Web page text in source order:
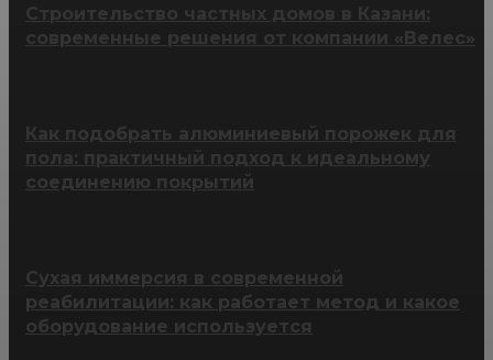
Строительство частных домов в Казани:
современные решения от компании «Велес»
Как подобрать алюминиевый порожек для
пола: практичный подход к идеальному
соединению покрытий
Сухая иммерсия в современной
реабилитации: как работает метод и какое
оборудование используется